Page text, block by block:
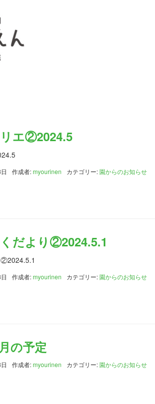
エ②2024.5
作成者:myourinen カテゴリー:園からのお知らせ
だより②2024.5.1
②2024.5.1
作成者:myourinen カテゴリー:園からのお知らせ
の予定
作成者:myourinen カテゴリー:園からのお知らせ